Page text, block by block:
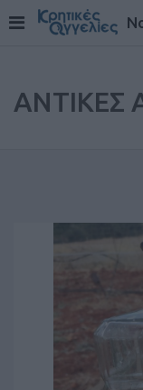
ΑΝΤΙΚΕΣ